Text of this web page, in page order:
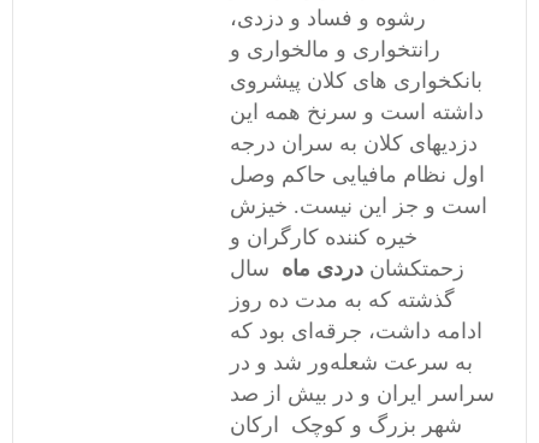
رشوه و فساد و دزدی،
رانتخواری و مالخواری و
بانکخواری های کلان پیشروی
داشته است و سرنخ همه این
دزدیهای کلان به سران درجه
اول نظام مافیایی حاکم وصل
است و جز این نیست. خیزش
خیره کننده کارگران و
زحمتکشان دردی ماه سال
گذشته که به مدت ده روز
ادامه داشت، جرقه‌ای بود که
به سرعت شعله‌ور شد و در
سراسر ایران و در بیش از صد
شهر بزرگ و کوچک ارکان